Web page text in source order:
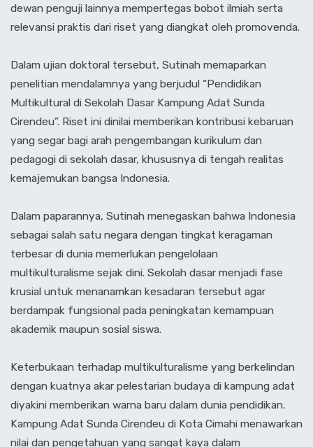
dewan penguji lainnya mempertegas bobot ilmiah serta
relevansi praktis dari riset yang diangkat oleh promovenda.
‎Dalam ujian doktoral tersebut, Sutinah memaparkan
penelitian mendalamnya yang berjudul “Pendidikan
Multikultural di Sekolah Dasar Kampung Adat Sunda
Cirendeu”. Riset ini dinilai memberikan kontribusi kebaruan
yang segar bagi arah pengembangan kurikulum dan
pedagogi di sekolah dasar, khususnya di tengah realitas
kemajemukan bangsa Indonesia.
‎Dalam paparannya, Sutinah menegaskan bahwa Indonesia
sebagai salah satu negara dengan tingkat keragaman
terbesar di dunia memerlukan pengelolaan
multikulturalisme sejak dini. Sekolah dasar menjadi fase
krusial untuk menanamkan kesadaran tersebut agar
berdampak fungsional pada peningkatan kemampuan
akademik maupun sosial siswa.
‎Keterbukaan terhadap multikulturalisme yang berkelindan
dengan kuatnya akar pelestarian budaya di kampung adat
diyakini memberikan warna baru dalam dunia pendidikan.
Kampung Adat Sunda Cirendeu di Kota Cimahi menawarkan
nilai dan pengetahuan yang sangat kaya dalam